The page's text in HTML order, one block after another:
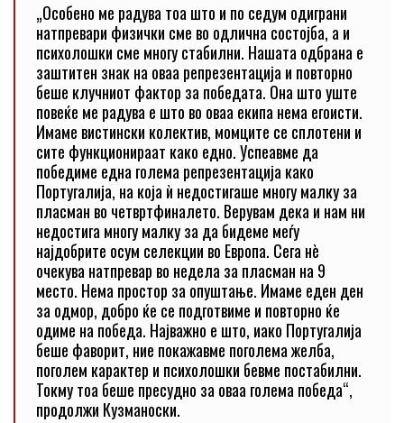
„Особено ме радува тоа што и по седум одиграни
натпревари физички сме во одлична состојба, а и
психолошки сме многу стабилни. Нашата одбрана е
заштитен знак на оваа репрезентација и повторно
беше клучниот фактор за победата. Она што уште
повеќе ме радува е што во оваа екипа нема егоисти.
Имаме вистински колектив, момците се сплотени и
сите функционираат како едно. Успеавме да
победиме една голема репрезентација како
Португалија, на која ѝ недостигаше многу малку за
пласман во четвртфиналето. Верувам дека и нам ни
недостига многу малку за да бидеме меѓу
најдобрите осум селекции во Европа. Сега нè
очекува натпревар во недела за пласман на 9
место. Нема простор за опуштање. Имаме еден ден
за одмор, добро ќе се подготвиме и повторно ќе
одиме на победа. Најважно е што, иако Португалија
беше фаворит, ние покажавме поголема желба,
поголем карактер и психолошки бевме постабилни.
Токму тоа беше пресудно за оваа голема победа“,
продолжи Кузманоски.